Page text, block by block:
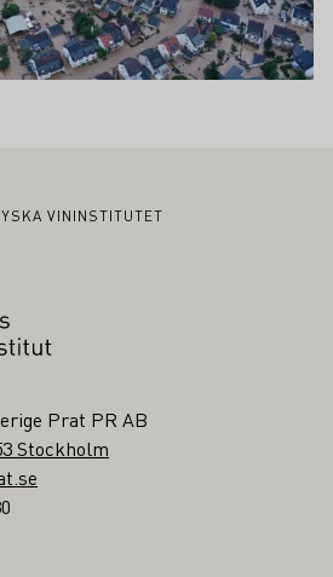
VININSTITUTET
Prat PR AB
Stockholm